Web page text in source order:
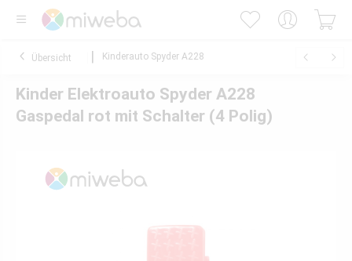
Übersicht Kinderauto Spyder A228
Kinder Elektroauto Spyder A228
Gaspedal rot mit Schalter (4 Polig)